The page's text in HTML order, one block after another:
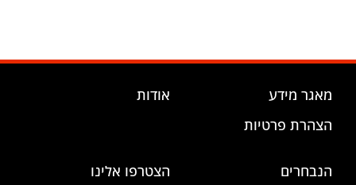
מאגר מידע
הצהרת פרטיות
אודות
הנבחרים הצטרפו אלינו